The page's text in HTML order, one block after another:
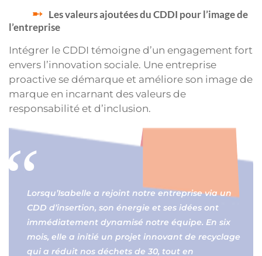
Les valeurs ajoutées du CDDI pour l’image de
l’entreprise
Intégrer le CDDI témoigne d’un engagement fort
envers l’innovation sociale. Une entreprise
proactive se démarque et améliore son image de
marque en incarnant des valeurs de
responsabilité et d’inclusion.
Lorsqu’Isabelle a rejoint notre entreprise via un
CDD d’insertion, son énergie et ses idées ont
immédiatement dynamisé notre équipe. En six
mois, elle a initié un projet innovant de recyclage
qui a réduit nos déchets de 30, tout en